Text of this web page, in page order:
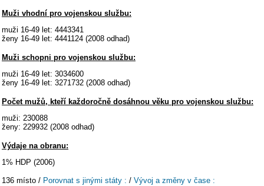
Muži vhodní pro vojenskou službu:
muži 16-49 let: 4443341
ženy 16-49 let: 4441124 (2008 odhad)
Muži schopni pro vojenskou službu:
muži 16-49 let: 3034600
ženy 16-49 let: 3271732 (2008 odhad)
Počet mužů, kteří každoročně dosáhnou věku pro vojenskou službu:
muži: 230088
ženy: 229932 (2008 odhad)
Výdaje na obranu:
1% HDP (2006)
136 místo / Porovnat s jinými státy : / Vývoj a změny v čase :